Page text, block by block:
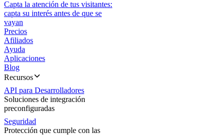
Capta la atención de tus visitantes:
capta su interés antes de que se
vayan
Precios
Afiliados
Ayuda
Aplicaciones
Blog
Recursos
API para Desarrolladores
Soluciones de integración
preconfiguradas
Seguridad
Protección que cumple con las